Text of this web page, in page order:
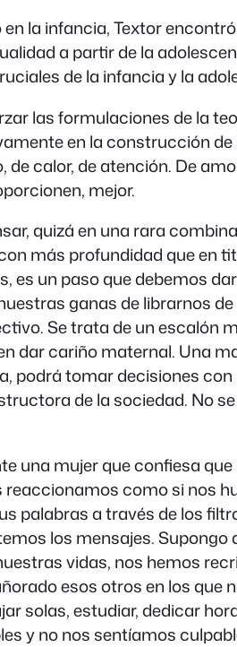
la infancia, Textor
a partir de la
de la infancia y la
las formulaciones de la
en la construcción
calor, de atención. De
mejor.
quizá en una rara
más profundidad que en
es un paso que debemos
ganas de librarnos
Se trata de un escalón
dar cariño maternal. Una
podrá tomar decisiones
de la sociedad. No
una mujer que confiesa
como si nos
palabras a través de los
los mensajes.
vidas, nos hemos
esos otros en los que
solas, estudiar, dedicar
y no nos sentíamos